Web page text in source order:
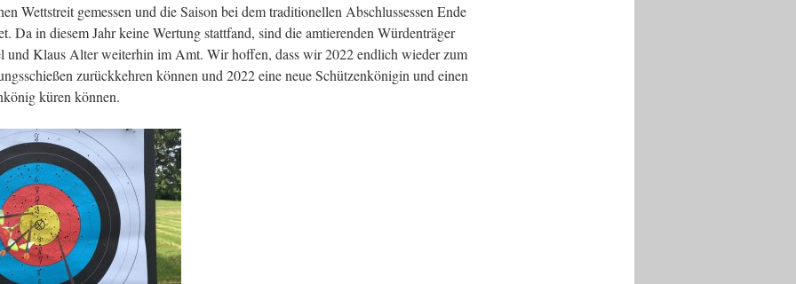
Wettstreit gemessen und die Saison bei dem traditionellen Abschlussessen Ende
Da in diesem Jahr keine Wertung stattfand, sind die amtierenden Würdenträger
und Klaus Alter weiterhin im Amt. Wir hoffen, dass wir 2022 endlich wieder zum
zurückkehren können und 2022 eine neue Schützenkönigin und einen
küren können.